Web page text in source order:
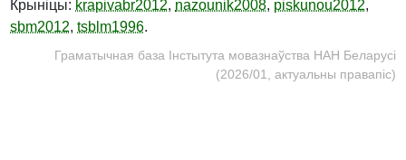
Крыніцы: krapivabr2012, nazounik2008, piskunou2012,
sbm2012, tsblm1996.
Граматычная база Інстытута мовазнаўства НАН Беларусі
(2026/01, актуальны правапіс)